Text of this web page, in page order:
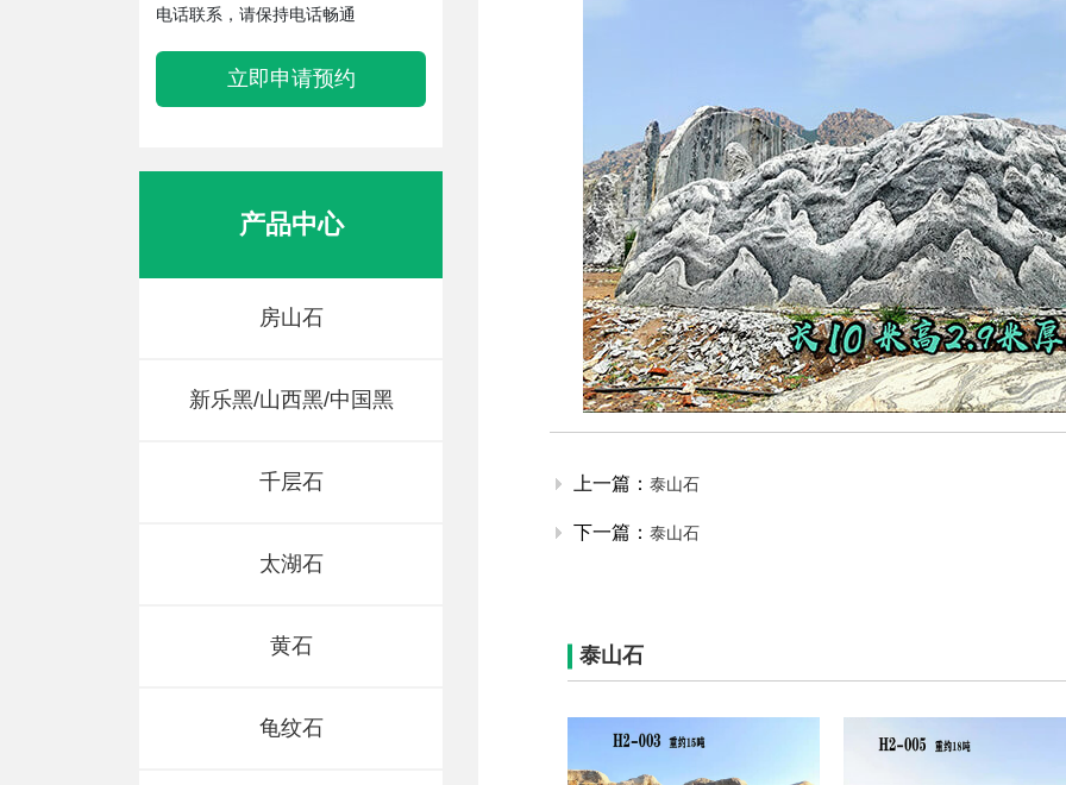
电话联系，请保持电话畅通
立即申请预约
产品中心
房山石
新乐黑/山西黑/中国黑
千层石
太湖石
黄石
龟纹石
上一篇： 泰山石
下一篇： 泰山石
泰山石